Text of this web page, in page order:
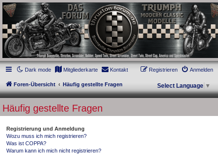
thruxton-forum.de
DAS FORUM! Alles rund um die Triumph Modern Classic Modelle. Das Forum für
die New Bonneville Baureihen ab BJ 2001. Triumph Bonneville, Thruxton,
Scrambler, Bobber, Speed Twin, Street Scrambler, Street Twin, Street Cup, America
und Speedmaster.
Dark mode
Mitgliederkarte Kontakt Anmelden
Registrieren
Foren-Übersicht Häufig gestellte Fragen Select Language ▼
Häufig gestellte Fragen
Registrierung und Anmeldung
Wozu muss ich mich registrieren?
Was ist COPPA?
Warum kann ich mich nicht registrieren?